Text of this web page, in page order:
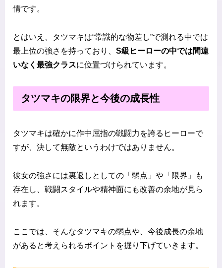
情です。
とはいえ、タツマキは“常識的な物差し”で測れる中では
最上位の強さを持っており、 S級ヒーローの中では間違
いなく最強クラスに位置づけられています。
タツマキの限界と今後の成長性
タツマキは確かに作中屈指の戦闘力を誇るヒーローで
すが、決して無敵というわけではありません。
彼女の強さには裏返しとしての「弱点」や「限界」も
存在し、戦闘スタイルや精神面にも改善の余地が見ら
れます。
ここでは、そんなタツマキの弱点や、今後成長の余地
があると考えられるポイントを掘り下げていきます。